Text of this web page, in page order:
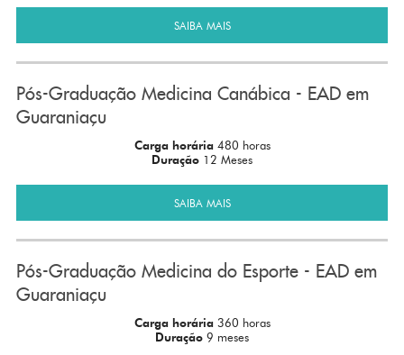
SAIBA MAIS
Pós-Graduação Medicina Canábica - EAD em
Guaraniaçu
Carga horária 480 horas
Duração 12 Meses
SAIBA MAIS
Pós-Graduação Medicina do Esporte - EAD em
Guaraniaçu
Carga horária 360 horas
Duração 9 meses